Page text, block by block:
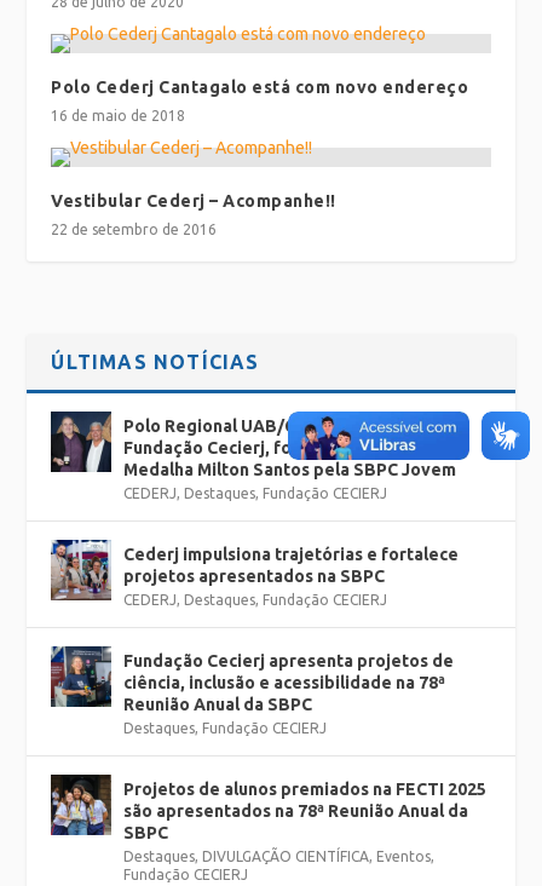
Polo Cederj Cantagalo está com novo endereço
16 de maio de 2018
Vestibular Cederj – Acompanhe!!
22 de setembro de 2016
ÚLTIMAS NOTÍCIAS
Polo Regional UAB/Cederj Rio Bonito, da
Fundação Cecierj, foi homenageado com a
Medalha Milton Santos pela SBPC Jovem
CEDERJ Destaques Fundação CECIERJ
Cederj impulsiona trajetórias e fortalece
projetos apresentados na SBPC
CEDERJ Destaques Fundação CECIERJ
Fundação Cecierj apresenta projetos de
ciência, inclusão e acessibilidade na 78ª
Reunião Anual da SBPC
Destaques Fundação CECIERJ
Projetos de alunos premiados na FECTI 2025
são apresentados na 78ª Reunião Anual da
SBPC
Destaques DIVULGAÇÃO CIENTÍFICA Eventos
Fundação CECIERJ